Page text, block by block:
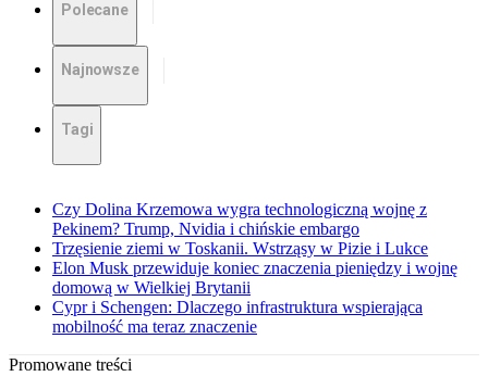
Polecane
Najnowsze
Tagi
Czy Dolina Krzemowa wygra technologiczną wojnę z
Pekinem? Trump, Nvidia i chińskie embargo
Trzęsienie ziemi w Toskanii. Wstrząsy w Pizie i Lukce
Elon Musk przewiduje koniec znaczenia pieniędzy i wojnę
domową w Wielkiej Brytanii
Cypr i Schengen: Dlaczego infrastruktura wspierająca
mobilność ma teraz znaczenie
Promowane treści